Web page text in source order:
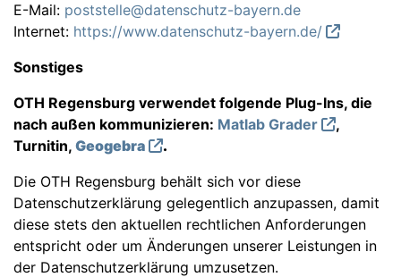
E-Mail: poststelle@datenschutz-bayern.de
Internet: https://www.datenschutz-bayern.de/
Sonstiges
OTH Regensburg verwendet folgende Plug-Ins, die
nach außen kommunizieren: Matlab Grader
,
Turnitin, Geogebra
.
Die OTH Regensburg behält sich vor diese
Datenschutzerklärung gelegentlich anzupassen, damit
diese stets den aktuellen rechtlichen Anforderungen
entspricht oder um Änderungen unserer Leistungen in
der Datenschutzerklärung umzusetzen.